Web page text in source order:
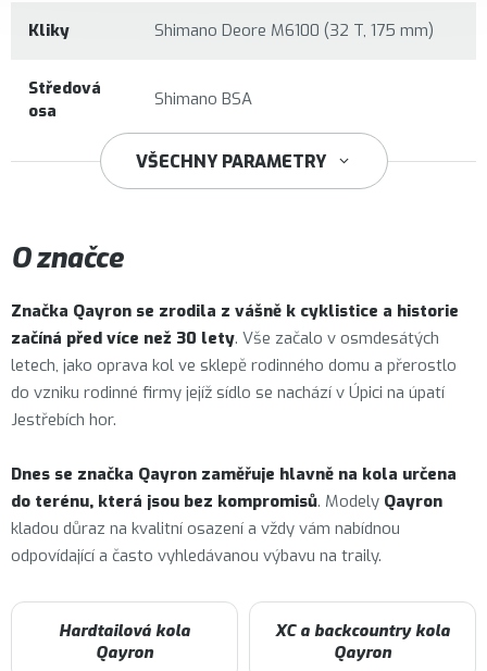
Kliky Shimano Deore M6100 (32 T, 175 mm)
Středová
osa
Shimano BSA
Shimano Deore M6100
VŠECHNY PARAMETRY
O značce
Značka Qayron se zrodila z vášně k cyklistice a historie
začíná před více než 30 lety. Vše začalo v osmdesátých
letech, jako oprava kol ve sklepě rodinného domu a přerostlo
do vzniku rodinné firmy jejíž sídlo se nachází v Úpici na úpatí
Jestřebích hor.
Dnes se značka Qayron zaměřuje hlavně na kola určena
do terénu, která jsou bez kompromisů. Modely Qayron
kladou důraz na kvalitní osazení a vždy vám nabídnou
odpovídající a často vyhledávanou výbavu na traily.
Hardtailová kola
Qayron
XC a backcountry kola
Qayron